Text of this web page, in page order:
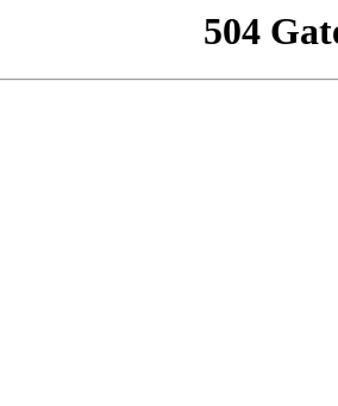
504